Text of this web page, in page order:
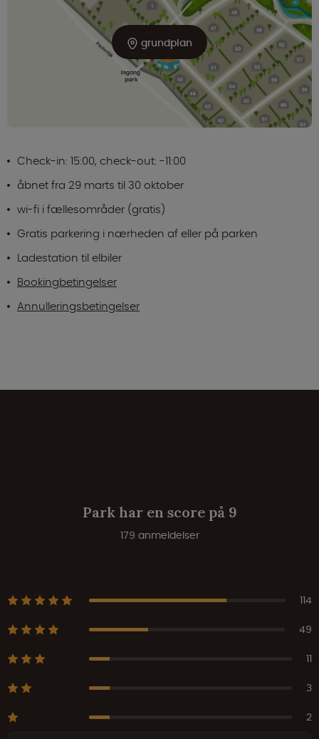
grundplan
Check-in: 15:00, check-out: -11:00
åbnet fra 29 marts til 30 oktober
wi-fi i fællesområder (gratis)
Gratis parkering i nærheden af eller på parken
Ladestation til elbiler
Bookingbetingelser
Annulleringsbetingelser
Park har en score på 9
179 anmeldelser
114
49
11
3
2